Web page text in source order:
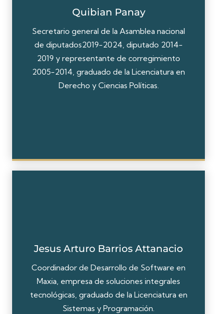
Quibian Panay
Secretario general de la Asamblea nacional
de diputados2019-2024, diputado 2014-
2019 y representante de corregimiento
2005-2014, graduado de la Licenciatura en
Derecho y Ciencias Políticas.
Jesus Arturo Barrios Attanacio
Coordinador de Desarrollo de Software en
Maxia, empresa de soluciones integrales
tecnológicas, graduado de la Licenciatura en
Sistemas y Programación.